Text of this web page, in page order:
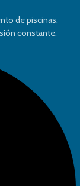
de piscinas.
constante.